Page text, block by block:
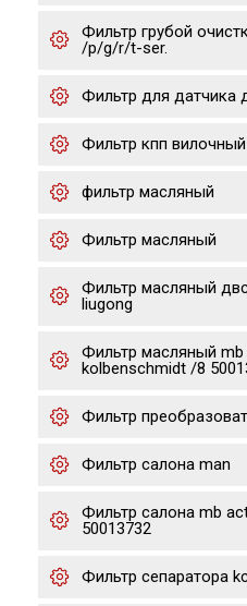
Фильтр грубой
/p/g/r/t-ser.
Фильтр для датчика
Фильтр кпп
фильтр масляный
Фильтр масляный
Фильтр масляный
liugong
Фильтр масляный
kolbenschmidt /8
Фильтр
Фильтр салона man
Фильтр салона mb
50013732
Фильтр сепаратора